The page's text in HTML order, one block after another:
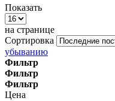
Показать
на странице
Сортировка
убыванию
Фильтр
Фильтр
Фильтр
Цена